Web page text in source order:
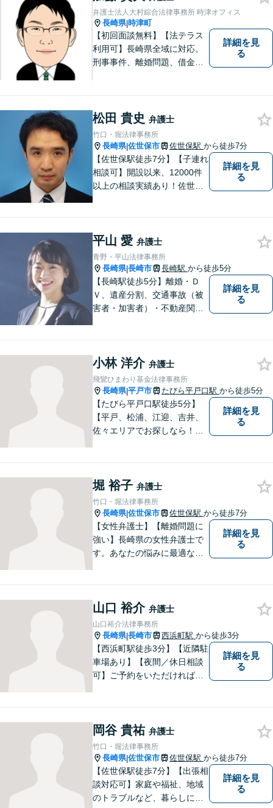
弁護士法人大村綜合法律事務所 時津オフィス
長崎県|時津町
【初回面談無料】【法テラス
利用可】長崎県全域に対応。
刑事事件、離婚問題、借金・
す。どんな些細なことでも構
いません。お気軽にご相談く
ださい【完全個室】
詳細を見
る
松田 貴史 弁護士
竹口・堀法律事務所
長崎県|佐世保市 佐世保駅 から徒歩7分
【佐世保駅徒歩7分】【子連れ
相談可】開設以来、12000件
以上の相談実績あり！佐世保
題・企業法務等、お困りごと
はなんでもご相談ください。
【他士業連携】
詳細を見
る
平山 愛 弁護士
青野・平山法律事務所
長崎県|長崎市 長崎駅 から徒歩5分
【長崎駅徒歩5分】離婚・Ｄ
Ｖ、遺産分割、交通事故（被
害者・加害者）・不動産関連
詳細を見
る
小林 洋介 弁護士
飛鸞ひまわり基金法律事務所
長崎県|平戸市 たびら平戸口駅 から徒歩5分
【たびら平戸口駅徒歩5分】
【平戸、松浦、江迎、吉井、
佐々エリアでお探しなら！】
ど、相談しやすい環境完備◎
地域の皆様のために活動する
弁護士。【駐車場あり】
詳細を見
る
堀 裕子 弁護士
竹口・堀法律事務所
長崎県|佐世保市 佐世保駅 から徒歩7分
【女性弁護士】【離婚問題に
強い】長崎県の女性弁護士で
す。あなたの悩みに最適なリ
詳細を見
る
山口 裕介 弁護士
山口裕介法律事務所
長崎県|長崎市 西浜町駅 から徒歩3分
【西浜町駅徒歩3分】【近隣駐
車場あり】【夜間／休日相談
可】ご予約をいただければ、
にご相談ください。
詳細を見
る
岡谷 貴祐 弁護士
竹口・堀法律事務所
長崎県|佐世保市 佐世保駅 から徒歩7分
【佐世保駅徒歩7分】【出張相
談対応可】家庭や福祉、地域
のトラブルなど、暮らしに根
詳細を見
る